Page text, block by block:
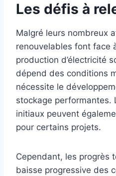
Les défis à
Malgré leurs nombreux
renouvelables font face
production d’électricité
dépend des conditions
nécessite le
stockage performantes.
initiaux peuvent
pour certains projets.
Cependant, les progrès
baisse progressive des